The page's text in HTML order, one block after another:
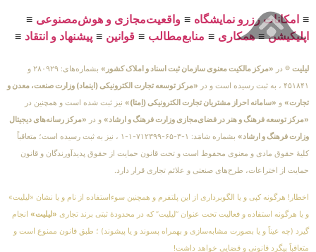
≡ امکانات رزرو نمایشگاه ≡ واقعیت‌مجازی و هوش‌مصنوعی ≡
اپلیکیشن≡همکاری ≡ منابع‌مطالب ≡ قوانین ≡ پیشنهاد و انتقاد ≡
لیلیت ® در «مرکز مالکیت معنوی سازمان ثبت اسناد و املاک کشور»
بشماره‌های: ۲۸۰۹۲۹ و
۴۵۱۸۴۱ ، به ثبت رسیده است و در
«مرکز توسعه تجارت الکترونیکی (اینماد) وزارت صنعت، معدن و
تجارت» و «سامانه احراز مشتریان تجارت الکترونیکی (اِمتا)» نیز ثبت شده است و همچنین در
«مرکز توسعه فرهنگ و هنر در فضای‌مجازی وزارت فرهنگ و ارشاد» و در «مرکز رسانه‌های دیجیتال
وزارت فرهنگ و ارشاد»
بشماره شامَد: ۱-۳-۶۵-۷۱۲۳۹۹-۱-۱ ، نیز به ثبت رسیده است؛ متعاقباً
کلیهٔ حقوق مادی و معنوی محفوظ است و تحت قانون حمایت از حقوق پدیدآورندگان و قانون
حمایت از اختراعات، طرح‌های صنعتی و علائم تجاری قرار دارد.
اخطار! هرگونه کپی و یا الگوبرداری از این پلتفرم و همچنین سوءاستفاده از نام و یا نشان «لیلیت»
و یا هرگونه استفاده و فعالیت تحت عنوان “لیلیت” که در محدودهٔ ثبتی برند تجاری «لیلیت» انجام
گیرد (چه عیناً و یا بصورت مشابه‌سازی و بهمراه پسوند و یا پیشوند) ؛ طبق قانون ممنوع است و
متعاقباً پیگرد قانونی و قضایی خواهد داشت!